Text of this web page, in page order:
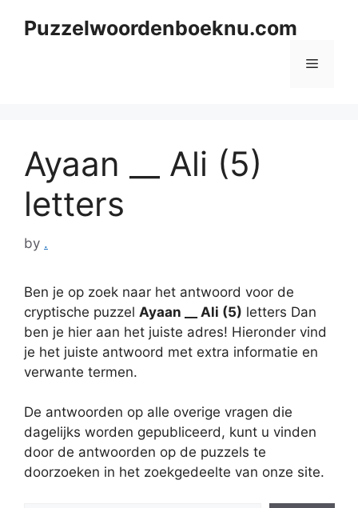
Puzzelwoordenboeknu.com
Menu
Ayaan __ Ali (5)
letters
by .
Ben je op zoek naar het antwoord voor de
cryptische puzzel Ayaan __ Ali (5) letters Dan
ben je hier aan het juiste adres! Hieronder vind
je het juiste antwoord met extra informatie en
verwante termen.
De antwoorden op alle overige vragen die
dagelijks worden gepubliceerd, kunt u vinden
door de antwoorden op de puzzels te
doorzoeken in het zoekgedeelte van onze site.